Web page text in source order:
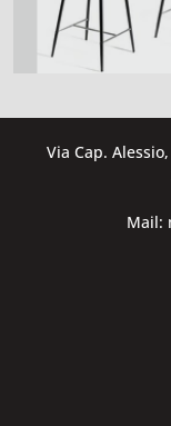
Via Cap.
Mail: